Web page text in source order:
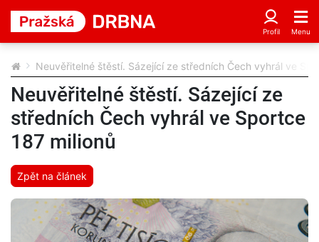
Neuvěřitelné štěstí. Sázející ze středních Čech vyhrál ve
Neuvěřitelné štěstí. Sázející ze
středních Čech vyhrál ve Sportce
187 milionů
Zpět na článek